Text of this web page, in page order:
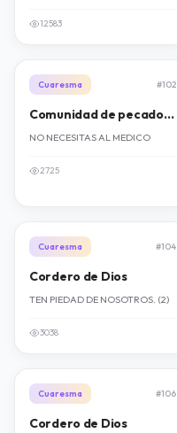
12583
Cuaresma #102
Comunidad de pecadores
NO NECESITAS AL MEDICO
2725
Cuaresma #104
Cordero de Dios
TEN PIEDAD DE NOSOTROS. (2)
3038
Cuaresma #106
Cordero de Dios